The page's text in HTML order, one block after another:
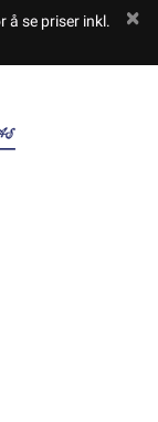
å se priser inkl.